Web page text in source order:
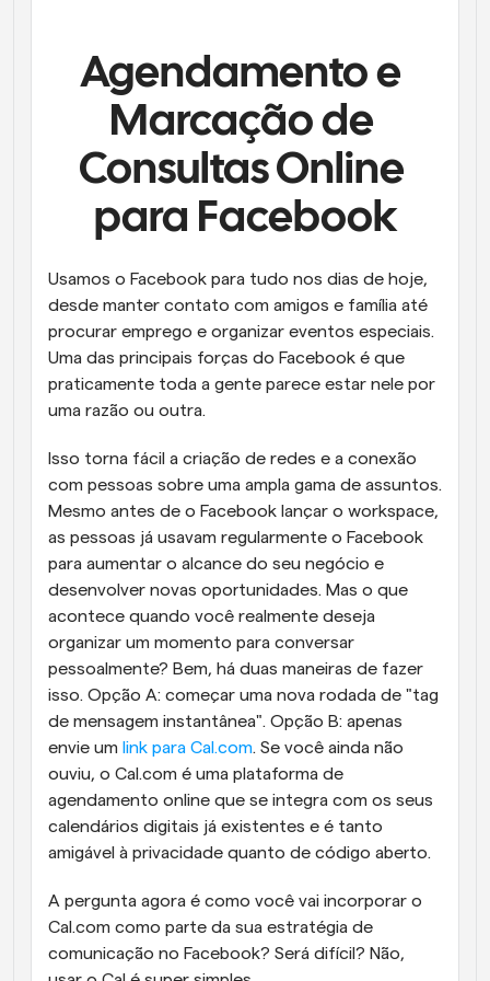
Agendamento potenciado com chamadas
impulsionadas por IA
Automatizar agendamento e lembretes
Blogue
Mantenha-se atualizado com as últimas notícias e
Reunião com clientes em minutos
Links de Grupo Dinâmico
Agende reuniões de forma fluida com várias pessoas
Webhooks
Receba notificações quando algo acontecer
Agendamento e
Marcação de
Consultas Online
para Facebook
Usamos o Facebook para tudo nos dias de hoje,
desde manter contato com amigos e família até
procurar emprego e organizar eventos especiais.
Uma das principais forças do Facebook é que
praticamente toda a gente parece estar nele por
uma razão ou outra.
Isso torna fácil a criação de redes e a conexão
com pessoas sobre uma ampla gama de assuntos.
Mesmo antes de o Facebook lançar o workspace,
as pessoas já usavam regularmente o Facebook
para aumentar o alcance do seu negócio e
desenvolver novas oportunidades. Mas o que
acontece quando você realmente deseja
organizar um momento para conversar
pessoalmente? Bem, há duas maneiras de fazer
isso. Opção A: começar uma nova rodada de "tag
de mensagem instantânea". Opção B: apenas
envie um link para Cal.com. Se você ainda não
ouviu, o Cal.com é uma plataforma de
agendamento online que se integra com os seus
calendários digitais já existentes e é tanto
amigável à privacidade quanto de código aberto.
A pergunta agora é como você vai incorporar o
Cal.com como parte da sua estratégia de
comunicação no Facebook? Será difícil? Não,